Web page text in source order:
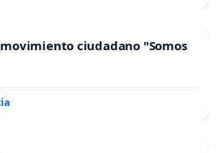
ciudadano "Somos